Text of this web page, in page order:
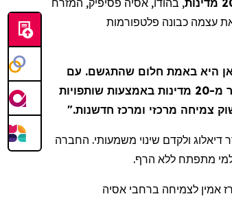
, בהודו, אסיה פסיפיק, המזרח
את עצמה כבונה פלטפורמות
היא באמת חלום שהתגשם. עם
דרך מקצועי ואישי כאחד. בעשור האחרון, צמחנו ביותר מ-20 מדינות באמצעות שותפויות
צמיחה מרכזי ומרכז חדשנות."
דיאלוג ולקדם שינוי משמעותי. החברה
מתפתח ללא הרף.
אמין לצמיחה ברחבי אסיה